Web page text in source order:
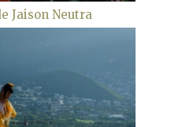
Jaison Neutra